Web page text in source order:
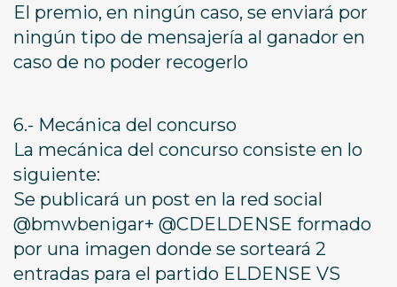
El premio, en ningún caso, se enviará por
ningún tipo de mensajería al ganador en
caso de no poder recogerlo
6.- Mecánica del concurso
La mecánica del concurso consiste en lo
siguiente:
Se publicará un post en la red social
@bmwbenigar+ @CDELDENSE formado
por una imagen donde se sorteará 2
entradas para el partido ELDENSE VS